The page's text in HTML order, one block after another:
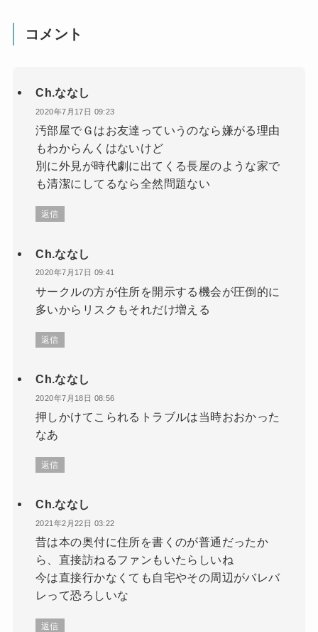
コメント
Ch.ななし
2020年7月17日 09:23
汚部屋でＧはお友達っていうのなら嫌がる理由
もわからんくはないけど
別に外見が時代劇に出てくる長屋のような家で
も清潔にしてるなら全然問題ない
返信
Ch.ななし
2020年7月17日 09:41
サークルの方が住所を開示する機会が圧倒的に
多いからリスクもそれだけ増える
返信
Ch.ななし
2020年7月18日 08:56
押しかけてこられるトラブルは当時おおかった
なあ
返信
Ch.ななし
2021年2月22日 03:22
昔は本の奥付に住所を書くのが普通だったか
ら、直接訪ねるファンもいたらしいね
今は直接行かなくても自宅やその周辺がバレバ
レって恐ろしいな
返信